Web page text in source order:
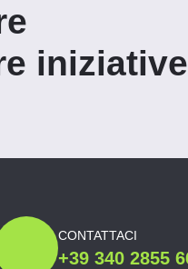
CONTATTACI
+39 340 2855